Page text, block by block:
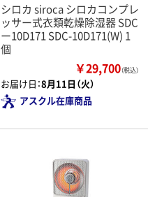
シロカ siroca シロカコンプレ
ッサー式衣類乾燥除湿器 SDC
ー10D171 SDC-10D171(W) 1
個
￥29,700（税込）
お届け日：8月11日（火）
アスクル在庫商品